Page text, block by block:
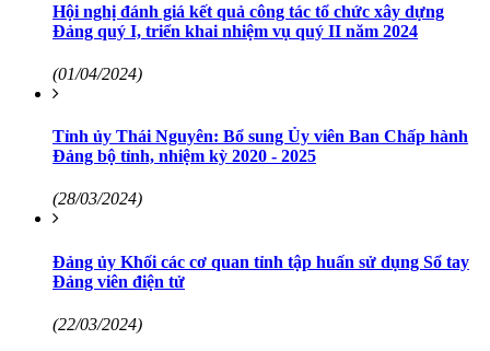
Hội nghị đánh giá kết quả công tác tổ chức xây dựng
Đảng quý I, triển khai nhiệm vụ quý II năm 2024
(01/04/2024)
Tỉnh ủy Thái Nguyên: Bổ sung Ủy viên Ban Chấp hành
Đảng bộ tỉnh, nhiệm kỳ 2020 - 2025
(28/03/2024)
Đảng ủy Khối các cơ quan tỉnh tập huấn sử dụng Sổ tay
Đảng viên điện tử
(22/03/2024)